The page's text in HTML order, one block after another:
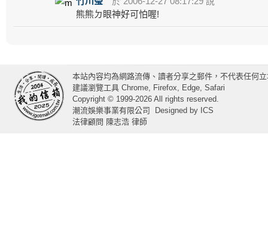
熊熊ㄉ眼神好可怕喔!
本站內容均為網路流傳、讀者分享之郵件，不代表任何
建議瀏覽工具 Chrome, Firefox, Edge, Safari
Copyright © 1999-2026 All rights reserved.
潮流娛樂事業有限公司
Designed by ICS
法律顧問 陳志浩 律師